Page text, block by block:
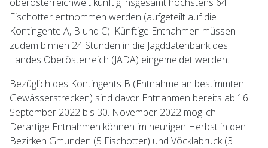
Fischotter entnommen werden (aufgeteilt auf die
Kontingente A, B und C). Künftige Entnahmen müssen
zudem binnen 24 Stunden in die Jagddatenbank des
Landes Oberösterreich (JADA) eingemeldet werden.
Bezüglich des Kontingents B (Entnahme an bestimmten
Gewässerstrecken) sind davor Entnahmen bereits ab 16.
September 2022 bis 30. November 2022 möglich.
Derartige Entnahmen können im heurigen Herbst in den
Bezirken Gmunden (5 Fischotter) und Vöcklabruck (3